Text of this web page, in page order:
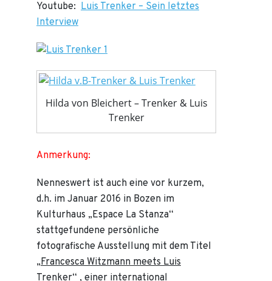
Youtube: Luis Trenker – Sein letztes
Interview
Hilda von Bleichert – Trenker & Luis
Trenker
Anmerkung:
Nenneswert ist auch eine vor kurzem,
d.h. im Januar 2016 in Bozen im
Kulturhaus „Espace La Stanza“
stattgefundene persönliche
fotografische Ausstellung mit dem Titel
„Francesca Witzmann meets Luis
Trenker“ , einer international